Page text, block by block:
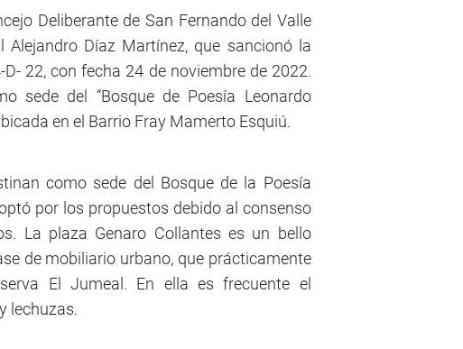
Deliberante de San Fernando del Valle
Díaz Martínez, que sancionó la
22, con fecha 24 de noviembre de 2022.
sede del “Bosque de Poesía Leonardo
en el Barrio Fray Mamerto Esquiú.
como sede del Bosque de la Poesía
por los propuestos debido al consenso
La plaza Genaro Collantes es un bello
de mobiliario urbano, que prácticamente
El Jumeal. En ella es frecuente el
lechuzas.